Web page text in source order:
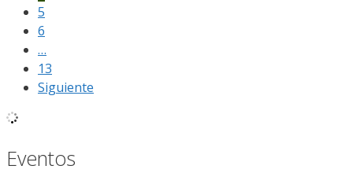
5
6
…
13
Siguiente
Eventos